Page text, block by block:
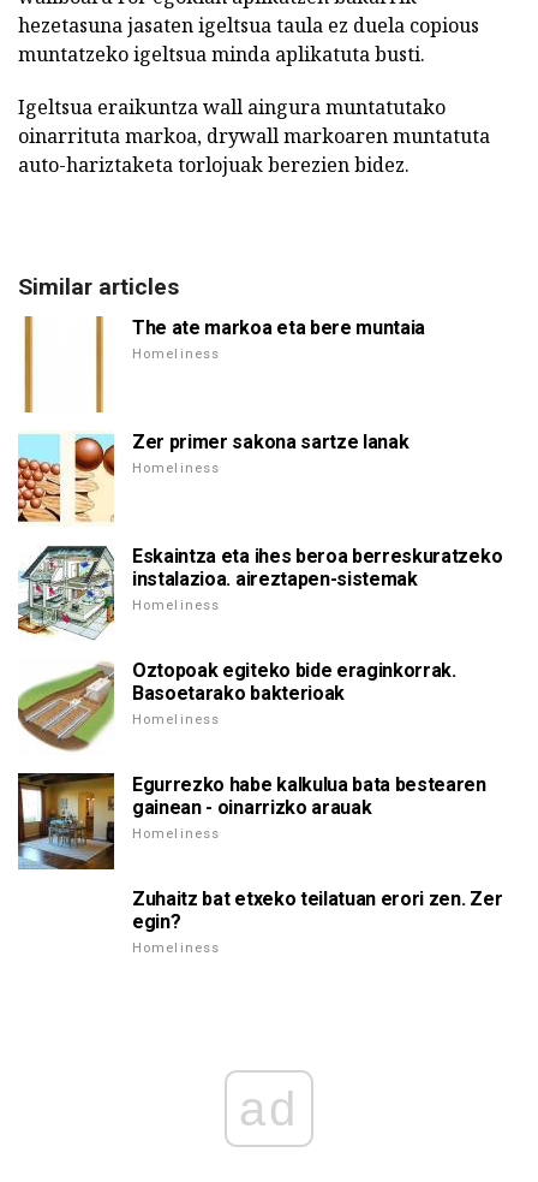
hezetasuna jasaten igeltsua taula ez duela copious
muntatzeko igeltsua minda aplikatuta busti.
Igeltsua eraikuntza wall aingura muntatutako
oinarrituta markoa, drywall markoaren muntatuta
auto-hariztaketa torlojuak berezien bidez.
Similar articles
The ate markoa eta bere muntaia
Homeliness
Zer primer sakona sartze lanak
Homeliness
Eskaintza eta ihes beroa berreskuratzeko
instalazioa. aireztapen-sistemak
Homeliness
Oztopoak egiteko bide eraginkorrak.
Basoetarako bakterioak
Homeliness
Egurrezko habe kalkulua bata bestearen
gainean - oinarrizko arauak
Homeliness
Zuhaitz bat etxeko teilatuan erori zen. Zer
egin?
Homeliness
ad